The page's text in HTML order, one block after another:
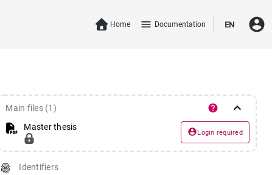
Home menu Documentation EN account_circle
Main files (1) help keyboard_arrow_down
Master thesis account_circleLogin required
fingerprint
Identifiers